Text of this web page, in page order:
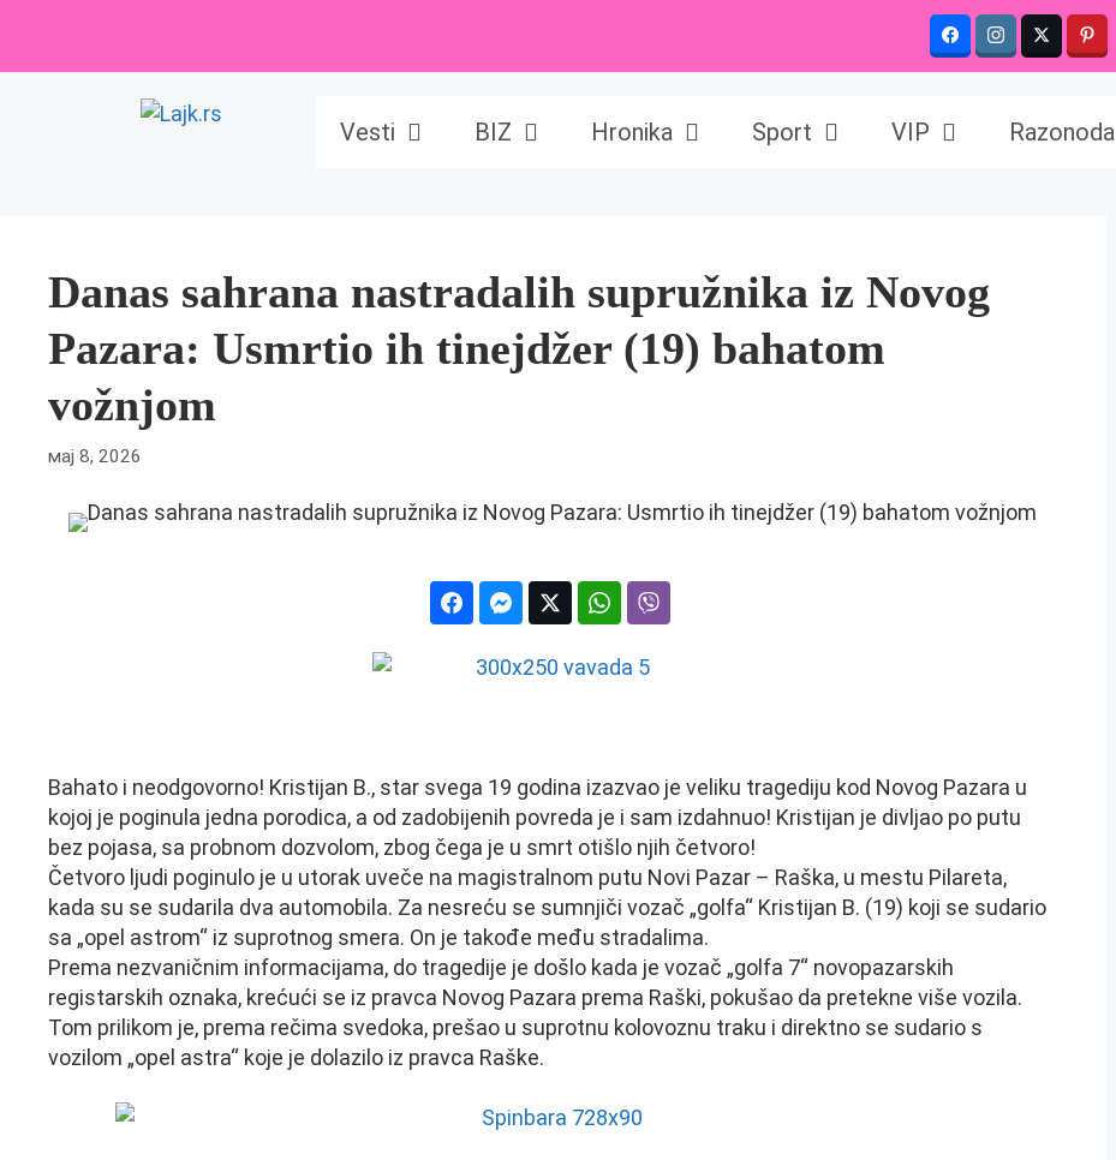
content
Vesti BIZ Hronika Sport VIP Razonoda
Danas sahrana nastradalih supružnika iz Novog
Pazara: Usmrtio ih tinejdžer (19) bahatom
vožnjom
мај 8, 2026
Bahato i neodgovorno! Kristijan B., star svega 19 godina izazvao je veliku tragediju kod Novog Pazara u
kojoj je poginula jedna porodica, a od zadobijenih povreda je i sam izdahnuo! Kristijan je divljao po putu
bez pojasa, sa probnom dozvolom, zbog čega je u smrt otišlo njih četvoro!
Četvoro ljudi poginulo je u utorak uveče na magistralnom putu Novi Pazar – Raška, u mestu Pilareta,
kada su se sudarila dva automobila. Za nesreću se sumnjiči vozač „golfa“ Kristijan B. (19) koji se sudario
sa „opel astrom“ iz suprotnog smera. On je takođe među stradalima.
Prema nezvaničnim informacijama, do tragedije je došlo kada je vozač „golfa 7“ novopazarskih
registarskih oznaka, krećući se iz pravca Novog Pazara prema Raški, pokušao da pretekne više vozila.
Tom prilikom je, prema rečima svedoka, prešao u suprotnu kolovoznu traku i direktno se sudario s
vozilom „opel astra“ koje je dolazilo iz pravca Raške.